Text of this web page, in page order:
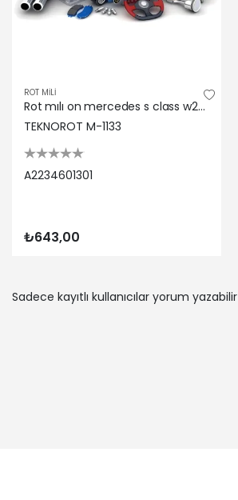
ROT MİLİ
Rot mılı on mercedes s class w223 2020> Teknorot A2234601301
TEKNOROT M-1133
A2234601301
₺643,00
Sadece kayıtlı kullanıcılar yorum yazabilir